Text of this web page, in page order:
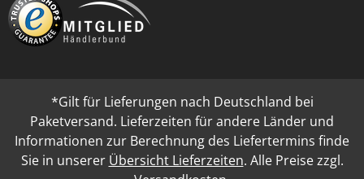
*Gilt für Lieferungen nach Deutschland bei
Paketversand. Lieferzeiten für andere Länder und
Informationen zur Berechnung des Liefertermins finde
Sie in unserer Übersicht Lieferzeiten. Alle Preise zzgl.